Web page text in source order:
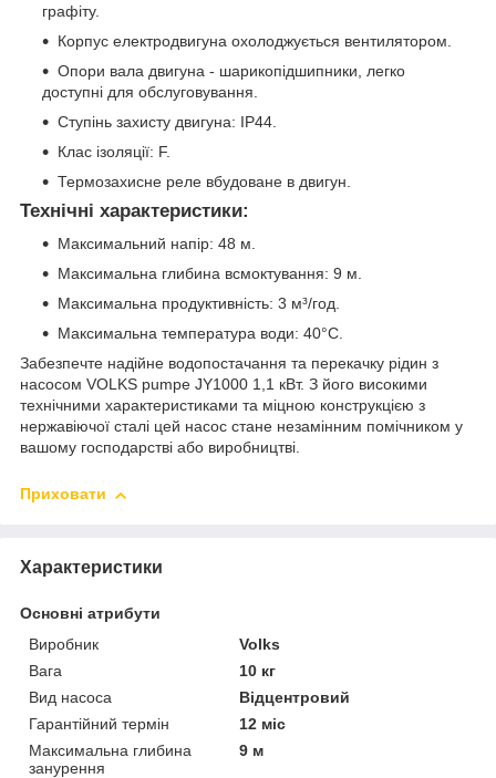
графіту.
Корпус електродвигуна охолоджується вентилятором.
Опори вала двигуна - шарикопідшипники, легко
доступні для обслуговування.
Ступінь захисту двигуна: IP44.
Клас ізоляції: F.
Термозахисне реле вбудоване в двигун.
Технічні характеристики:
Максимальний напір: 48 м.
Максимальна глибина всмоктування: 9 м.
Максимальна продуктивність: 3 м³/год.
Максимальна температура води: 40°C.
Забезпечте надійне водопостачання та перекачку рідин з
насосом VOLKS pumpe JY1000 1,1 кВт. З його високими
технічними характеристиками та міцною конструкцією з
нержавіючої сталі цей насос стане незамінним помічником у
вашому господарстві або виробництві.
Приховати
Характеристики
Основні атрибути
Виробник
Volks
Вага
10 кг
Вид насоса
Відцентровий
Гарантійний термін
12 міс
Максимальна глибина
занурення
9 м